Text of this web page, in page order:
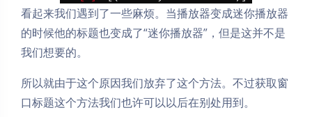
看起来我们遇到了一些麻烦。当播放器变成迷你播放器
的时候他的标题也变成了“迷你播放器”，但是这并不是
我们想要的。
所以就由于这个原因我们放弃了这个方法。不过获取窗
口标题这个方法我们也许可以以后在别处用到。